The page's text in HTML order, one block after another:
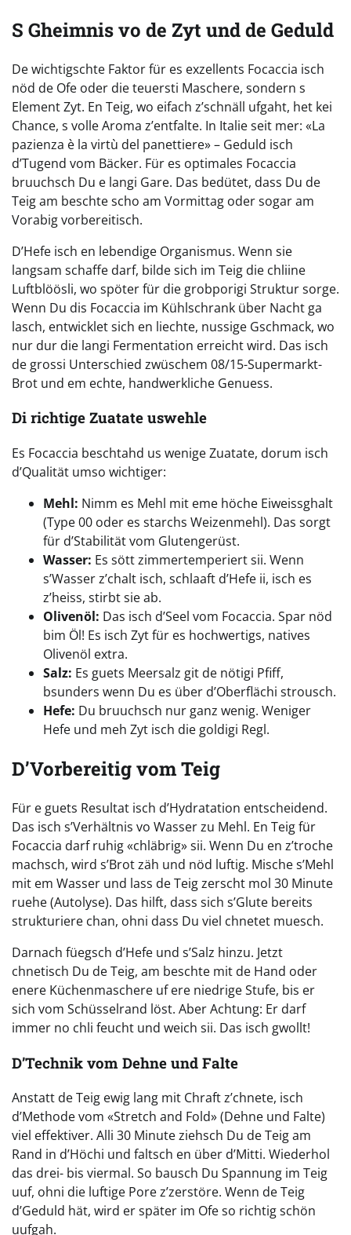
S Gheimnis vo de Zyt und de Geduld
De wichtigschte Faktor für es exzellents Focaccia isch
nöd de Ofe oder die teuersti Maschere, sondern s
Element Zyt. En Teig, wo eifach z’schnäll ufgaht, het kei
Chance, s volle Aroma z’entfalte. In Italie seit mer: «La
pazienza è la virtù del panettiere» – Geduld isch
d’Tugend vom Bäcker. Für es optimales Focaccia
bruuchsch Du e langi Gare. Das bedütet, dass Du de
Teig am beschte scho am Vormittag oder sogar am
Vorabig vorbereitisch.
D’Hefe isch en lebendige Organismus. Wenn sie
langsam schaffe darf, bilde sich im Teig die chliine
Luftblöösli, wo spöter für die grobporigi Struktur sorge.
Wenn Du dis Focaccia im Kühlschrank über Nacht ga
lasch, entwicklet sich en liechte, nussige Gschmack, wo
nur dur die langi Fermentation erreicht wird. Das isch
de grossi Unterschied zwüschem 08/15-Supermarkt-
Brot und em echte, handwerkliche Genuess.
Di richtige Zuatate uswehle
Es Focaccia beschtahd us wenige Zuatate, dorum isch
d’Qualität umso wichtiger:
Mehl: Nimm es Mehl mit eme höche Eiweissghalt
(Type 00 oder es starchs Weizenmehl). Das sorgt
für d’Stabilität vom Glutengerüst.
Wasser: Es sött zimmertemperiert sii. Wenn
s’Wasser z’chalt isch, schlaaft d’Hefe ii, isch es
z’heiss, stirbt sie ab.
Olivenöl: Das isch d’Seel vom Focaccia. Spar nöd
bim Öl! Es isch Zyt für es hochwertigs, natives
Olivenöl extra.
Salz: Es guets Meersalz git de nötigi Pfiff,
bsunders wenn Du es über d’Oberflächi strousch.
Hefe: Du bruuchsch nur ganz wenig. Weniger
Hefe und meh Zyt isch die goldigi Regl.
D’Vorbereitig vom Teig
Für e guets Resultat isch d’Hydratation entscheidend.
Das isch s’Verhältnis vo Wasser zu Mehl. En Teig für
Focaccia darf ruhig «chläbrig» sii. Wenn Du en z’troche
machsch, wird s’Brot zäh und nöd luftig. Mische s’Mehl
mit em Wasser und lass de Teig zerscht mol 30 Minute
ruehe (Autolyse). Das hilft, dass sich s’Glute bereits
strukturiere chan, ohni dass Du viel chnetet muesch.
Darnach füegsch d’Hefe und s’Salz hinzu. Jetzt
chnetisch Du de Teig, am beschte mit de Hand oder
enere Küchenmaschere uf ere niedrige Stufe, bis er
sich vom Schüsselrand löst. Aber Achtung: Er darf
immer no chli feucht und weich sii. Das isch gwollt!
D’Technik vom Dehne und Falte
Anstatt de Teig ewig lang mit Chraft z’chnete, isch
d’Methode vom «Stretch and Fold» (Dehne und Falte)
viel effektiver. Alli 30 Minute ziehsch Du de Teig am
Rand in d’Höchi und faltsch en über d’Mitti. Wiederhol
das drei- bis viermal. So bausch Du Spannung im Teig
uuf, ohni die luftige Pore z’zerstöre. Wenn de Teig
d’Geduld hät, wird er später im Ofe so richtig schön
uufgah.